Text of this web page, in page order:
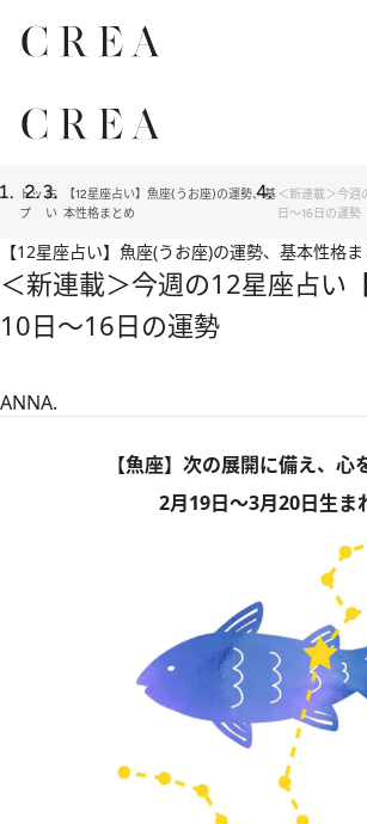
トッ
プ
占
い
【12星座占い】魚座(うお座)の運勢、基
本性格まとめ
＜新連載＞今週
日～16日の運勢
【12星座占い】魚座(うお座)の運勢、基本性格
＜新連載＞今週の12星座占い
10日～16日の運勢
ANNA.
【魚座】次の展開に備え、心
2月19日～3月20日生ま